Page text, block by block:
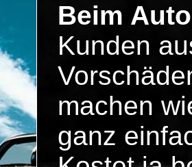
Beim
Kunden
machen
ganz